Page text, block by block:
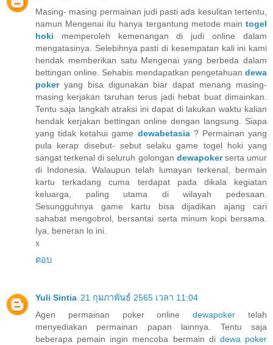
Masing- masing permainan judi pasti ada kesulitan tertentu,
namun Mengenai itu hanya tergantung metode main togel
hoki memperoleh kemenangan di judi online dalam
mengatasinya. Selebihnya pasti di kesempatan kali ini kami
hendak memberikan satu Mengenai yang berbeda dalam
bettingan online. Sehabis mendapatkan pengetahuan dewa
pokeryang bisa digunakan biar dapat menang masing-
masing kerjakan taruhan terus jadi hebat buat dimainkan.
Tentu saja langkah atraksi ini dapat di lakukan waktu kalian
hendak kerjakan bettingan online dengan langsung. Siapa
yang tidak ketahui game dewabetasia? Permainan yang
pula kerap disebut- sebut selaku game togel hoki yang
sangat terkenal di seluruh golongan dewapokerserta umur
di Indonesia. Walaupun telah lumayan terkenal, bermain
kartu terkadang cuma terdapat pada dikala kegiatan
keluarga, paling utama di wilayah pedesaan.
Sesungguhnya game kartu bisa dijadikan ajang cari
sahabat mengobrol, bersantai serta minum kopi bersama.
Iya, beneran lo ini.
x
ตอบ
Yuli Sintia 21 กุมภาพันธ์ 2565 เวลา 11:04
Agen permainan poker onlinedewapoker telah
menyediakan permainan papan lainnya. Tentu saja
beberapa pemain ingin mencoba bermain di dewa poker